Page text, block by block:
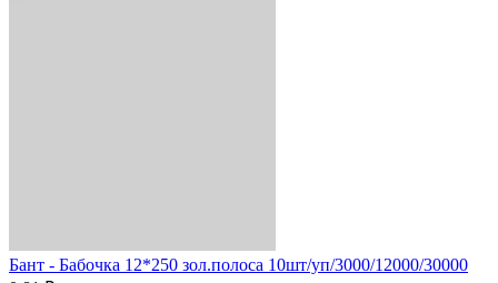
Бант - Бабочка 12*250 зол.полоса 10шт/уп/3000/12000/30000